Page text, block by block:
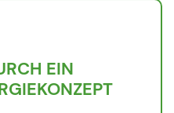
EIN